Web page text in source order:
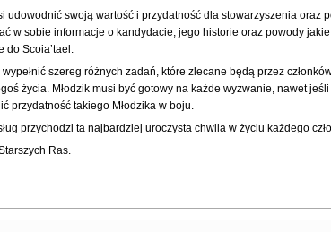
swoją wartość i przydatność dla stowarzyszenia oraz
w sobie informacje o kandydacie, jego historie oraz powody
Scoia’tael.
szereg różnych zadań, które zlecane będą przez
życia. Młodzik musi być gotowy na każde wyzwanie, nawet
przydatność takiego Młodzika w boju.
przychodzi ta najbardziej uroczysta chwila w życiu każdego
Ras.